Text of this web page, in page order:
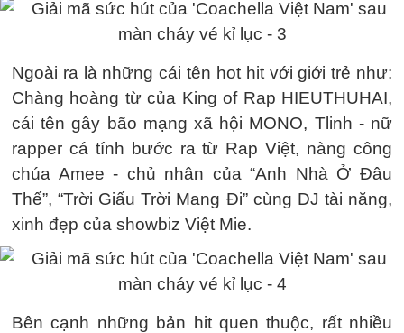
Ngoài ra là những cái tên hot hit với giới trẻ như:
Chàng hoàng từ của King of Rap HIEUTHUHAI,
cái tên gây bão mạng xã hội MONO, Tlinh - nữ
rapper cá tính bước ra từ Rap Việt, nàng công
chúa Amee - chủ nhân của “Anh Nhà Ở Đâu
Thế”, “Trời Giấu Trời Mang Đi” cùng DJ tài năng,
xinh đẹp của showbiz Việt Mie.
Bên cạnh những bản hit quen thuộc, rất nhiều